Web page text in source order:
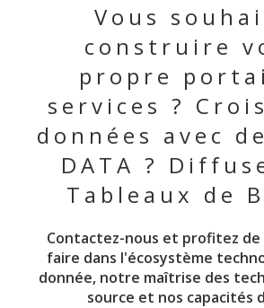
Vous
construire
propre
services ?
données avec
DATA ?
Tableaux de
Contactez-nous et profitez
faire dans l'écosystème
donnée, notre maîtrise des
source et nos capacités